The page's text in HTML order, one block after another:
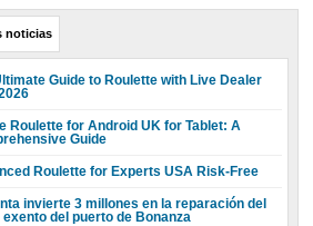
noticias
Guide to Roulette with Live Dealer
Roulette for Android UK for Tablet: A
Guide
Roulette for Experts USA Risk-Free
invierte 3 millones en la reparación del
exento del puerto de Bonanza